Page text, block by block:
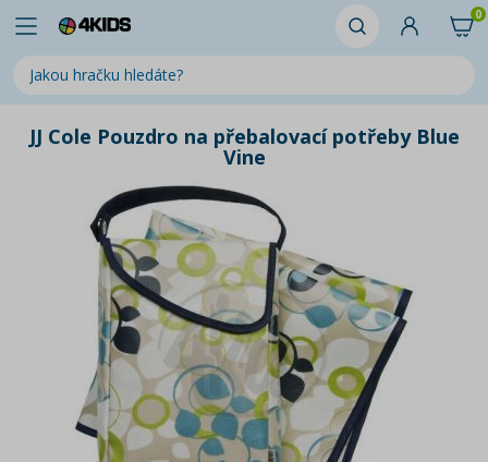
0
JJ Cole Pouzdro na přebalovací potřeby Blue
Vine